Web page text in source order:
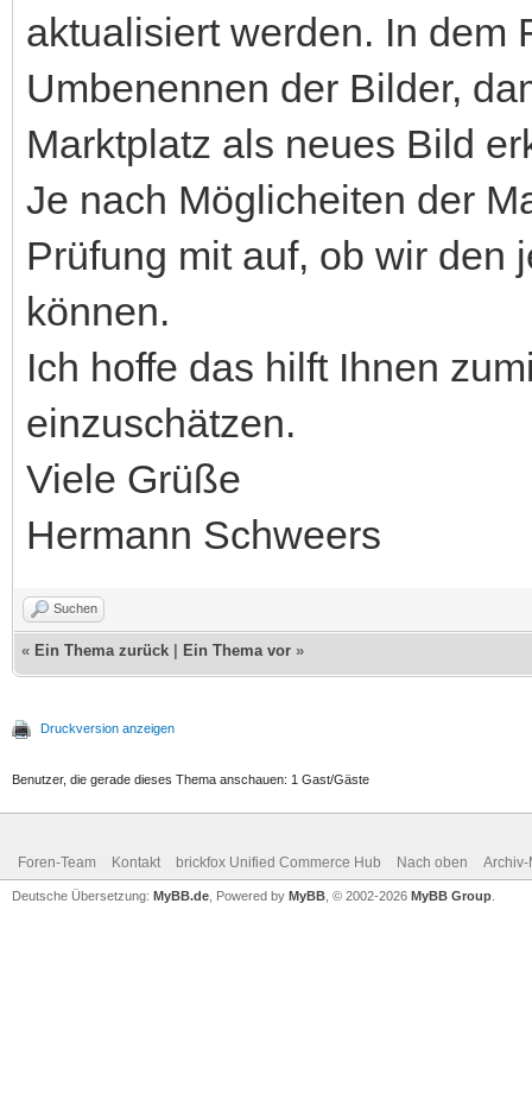
aktualisiert werden. In dem
Umbenennen der Bilder,
Marktplatz als neues Bild
Je nach Möglicheiten der
Prüfung mit auf, ob wir den
können.
Ich hoffe das hilft Ihnen
einzuschätzen.
Viele Grüße
Hermann Schweers
Suchen
« Ein Thema zurück Ein Thema vor »
Druckversion anzeigen
Benutzer, die gerade dieses Thema anschauen: 1 Gast/Gäste
Foren-Team Kontakt brickfox Unified Commerce Hub Nach oben Archiv-
Deutsche Übersetzung: MyBB.de , Powered by MyBB , © 2002-2026 MyBB Group